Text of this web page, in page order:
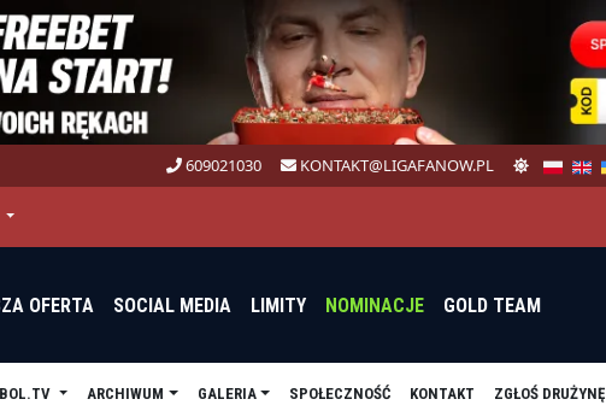
609021030 KONTAKT@LIGAFANOW.PL
OFERTA SOCIAL MEDIA LIMITY NOMINACJE GOLD TEAM
ARCHIWUM GALERIA SPOŁECZNOŚĆ KONTAKT ZGŁOŚ DRUŻYNĘ